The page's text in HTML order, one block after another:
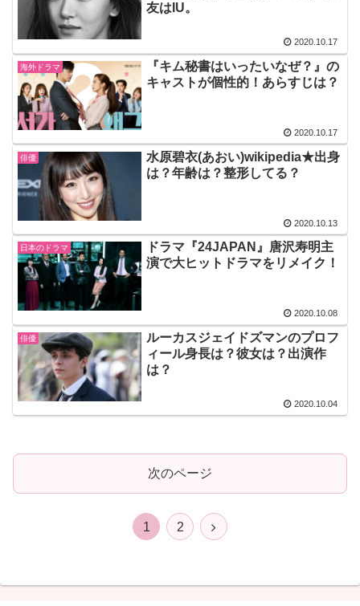
友はIU。
2020.10.17
海外ドラマ
『キム秘書はいったいなぜ？』の
キャストが個性的！あらすじは？
2020.10.17
俳優
水原碧衣(あおい)wikipedia★出身
は？年齢は？整形してる？
2020.10.13
日本のドラマ
ドラマ『24JAPAN』唐沢寿明主
演で大ヒットドラマをリメイク！
2020.10.08
俳優
ルーカスジェイドズマンのプロフ
ィール身長は？彼女は？出演作
は？
2020.10.04
次のページ
1 2
次